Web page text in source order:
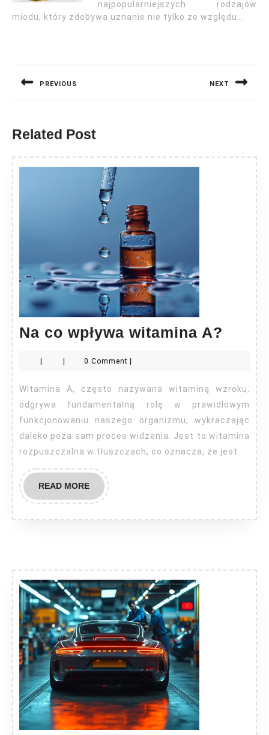
najpopularniejszych rodzajów
miodu, który zdobywa uznanie nie tylko ze względu…
PREVIOUS NEXT
Related Post
Na co wpływa witamina A?
A?
0 Comment
Witamina A, często nazywana witaminą wzroku,
odgrywa fundamentalną rolę w prawidłowym
funkcjonowaniu naszego organizmu, wykraczając
daleko poza sam proces widzenia. Jest to witamina
rozpuszczalna w tłuszczach, co oznacza, że jest
READ MOREREAD
MORE